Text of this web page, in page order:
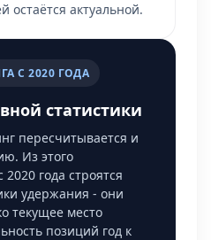
остаётся актуальной.
С 2020 ГОДА
статистики
пересчитывается и
Из этого
года строятся
удержания - они
текущее место
позиций год к